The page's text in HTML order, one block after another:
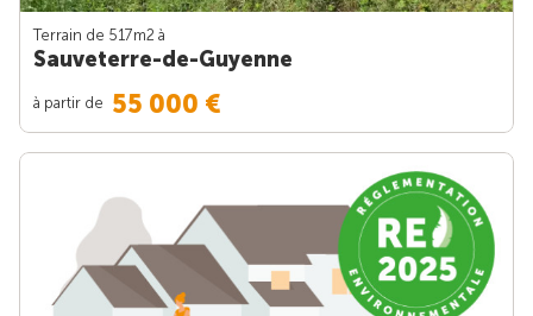
Terrain de 517m2 à
Sauveterre-de-Guyenne
à partir de 55 000 €